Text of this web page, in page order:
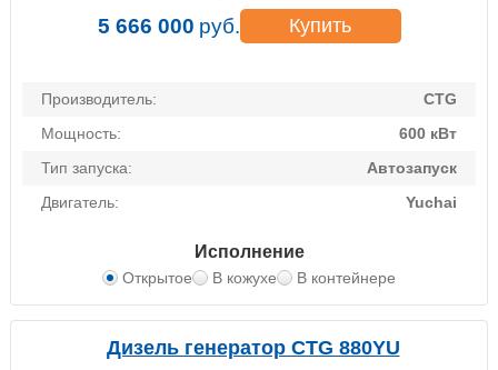
Производитель:
CTG
Мощность:
600 кВт
Тип запуска:
Автозапуск
Двигатель:
Yuchai
Исполнение
Открытое В кожухе В контейнере
5 666 000 руб. Купить
Дизель генератор CTG 880YU